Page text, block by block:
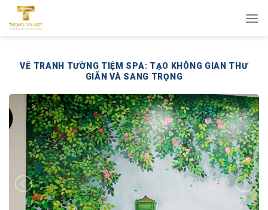
qua
VẼ TRANH TƯỜNG TIỆM SPA: TẠO KHÔNG GIAN THƯ
GIÃN VÀ SANG TRỌNG